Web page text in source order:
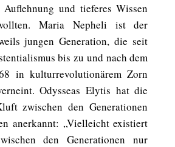
Auflehnung und tieferes Wissen
Maria Nepheli ist der
jungen Generation, die seit
bis zu und nach dem
in kulturrevolutionärem Zorn
Odysseas Elytis hat die
zwischen den Generationen
anerkannt: „Vielleicht existiert
den Generationen nur